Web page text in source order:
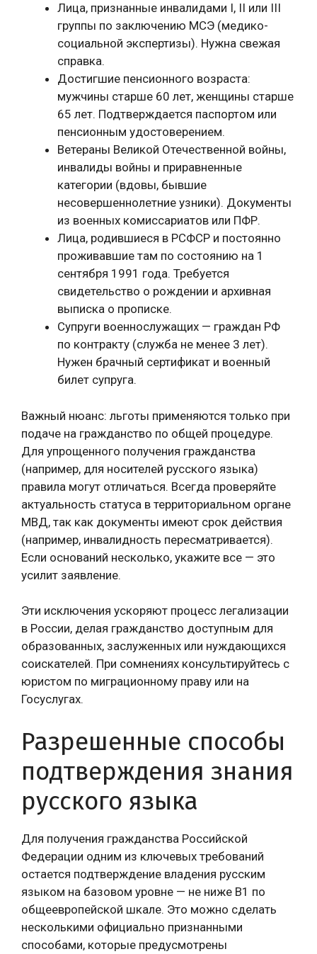
Лица, признанные инвалидами I, II или III
группы по заключению МСЭ (медико-
социальной экспертизы). Нужна свежая
справка.
Достигшие пенсионного возраста:
мужчины старше 60 лет, женщины старше
65 лет. Подтверждается паспортом или
пенсионным удостоверением.
Ветераны Великой Отечественной войны,
инвалиды войны и приравненные
категории (вдовы, бывшие
несовершеннолетние узники). Документы
из военных комиссариатов или ПФР.
Лица, родившиеся в РСФСР и постоянно
проживавшие там по состоянию на 1
сентября 1991 года. Требуется
свидетельство о рождении и архивная
выписка о прописке.
Супруги военнослужащих — граждан РФ
по контракту (служба не менее 3 лет).
Нужен брачный сертификат и военный
билет супруга.
Важный нюанс: льготы применяются только при
подаче на гражданство по общей процедуре.
Для упрощенного получения гражданства
(например, для носителей русского языка)
правила могут отличаться. Всегда проверяйте
актуальность статуса в территориальном органе
МВД, так как документы имеют срок действия
(например, инвалидность пересматривается).
Если оснований несколько, укажите все — это
усилит заявление.
Эти исключения ускоряют процесс легализации
в России, делая гражданство доступным для
образованных, заслуженных или нуждающихся
соискателей. При сомнениях консультируйтесь с
юристом по миграционному праву или на
Госуслугах.
Разрешенные способы
подтверждения знания
русского языка
Для получения гражданства Российской
Федерации одним из ключевых требований
остается подтверждение владения русским
языком на базовом уровне — не ниже B1 по
общеевропейской шкале. Это можно сделать
несколькими официально признанными
способами, которые предусмотрены